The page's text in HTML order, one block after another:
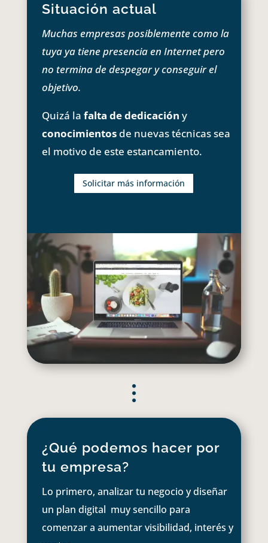
Situación actual
Muchas empresas posiblemente como la
tuya ya tiene presencia en Internet pero
no termina de despegar y conseguir el
objetivo.
Quizá la falta de dedicación y
conocimientosde nuevas técnicas sea
el motivo de este estancamiento.
Solicitar más información
¿Qué podemos hacer por
tu empresa?
Lo primero, analizar tu negocio y diseñar
un plan digital muy sencillo para
comenzar a aumentar visibilidad, interés y